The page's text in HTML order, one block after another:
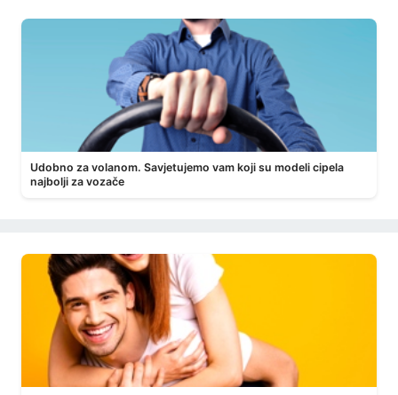
Udobno za volanom. Savjetujemo vam koji su modeli cipela
najbolji za vozače